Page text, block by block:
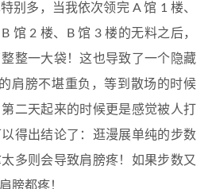
别多，当我依次领完 A 馆 1 楼、
馆 2 楼、B 馆 3 楼的无料之后，
整一大袋！这也导致了一个隐藏
肩膀不堪重负，等到散场的时候
二天起来的时候更是感觉被人打
以得出结论了：逛漫展单纯的步数
多则会导致肩膀疼！如果步数又
膀都疼！